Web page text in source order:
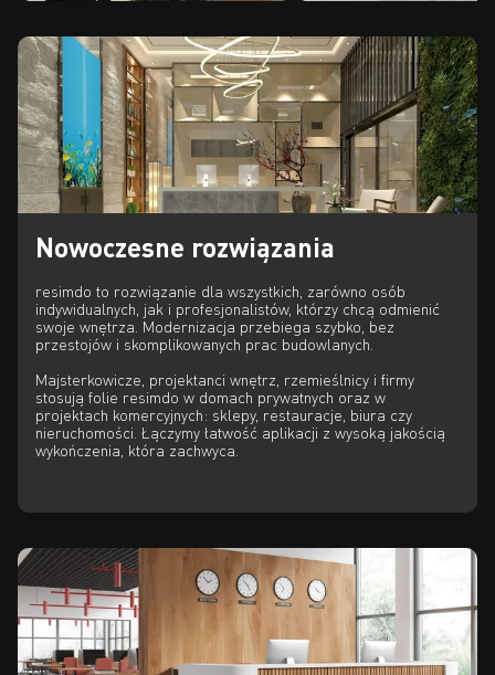
Nowoczesne rozwiązania
resimdo to rozwiązanie dla wszystkich, zarówno osób
indywidualnych, jak i profesjonalistów, którzy chcą odmienić
swoje wnętrza. Modernizacja przebiega szybko, bez
przestojów i skomplikowanych prac budowlanych.
Majsterkowicze, projektanci wnętrz, rzemieślnicy i firmy
stosują folie resimdo w domach prywatnych oraz w
projektach komercyjnych: sklepy, restauracje, biura czy
nieruchomości. Łączymy łatwość aplikacji z wysoką jakością
wykończenia, która zachwyca.